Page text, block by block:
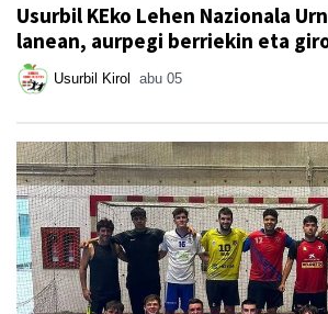
Usurbil KEko Lehen Nazionala
lanean, aurpegi berriekin eta
Usurbil Kirol abu 05